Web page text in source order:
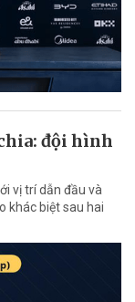
đội hình
vị trí dẫn đầu và
khác biệt sau hai